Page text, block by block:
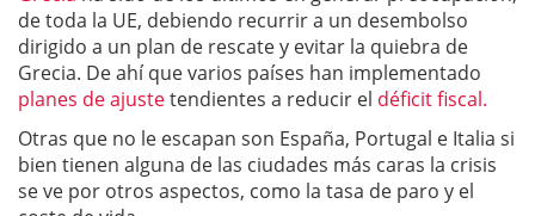
de toda la UE, debiendo recurrir a un desembolso
dirigido a un plan de rescate y evitar la quiebra de
Grecia. De ahí que varios países han implementado
planes de ajustetendientes a reducir el déficit fiscal.
Otras que no le escapan son España, Portugal e Italia si
bien tienen alguna de las ciudades más caras la crisis
se ve por otros aspectos, como la tasa de paro y el